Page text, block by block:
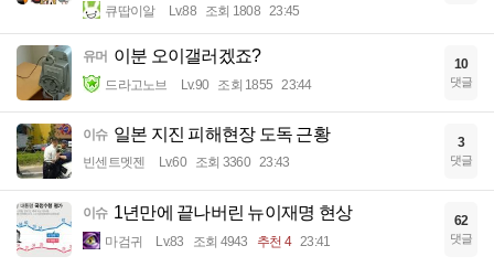
큐땁이알 Lv.88 조회 1808 23:45
유머 이분 오이갤러겠죠?
드라고노브 Lv.90 조회 1855 23:44
10
댓글
이슈 일본 지진 피해현장 도독 근황
빈센트멧젠 Lv.60 조회 3360 23:43
3
댓글
이슈 1년만에 끝나버린 뉴이재명 현상
마검귀 Lv.83 조회 4943 추천 4 23:41
62
댓글